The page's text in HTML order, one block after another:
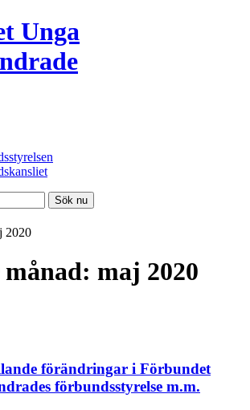
Unga
Sök nu
2020
maj 2020
förändringar i Förbundet
förbundsstyrelse m.m.